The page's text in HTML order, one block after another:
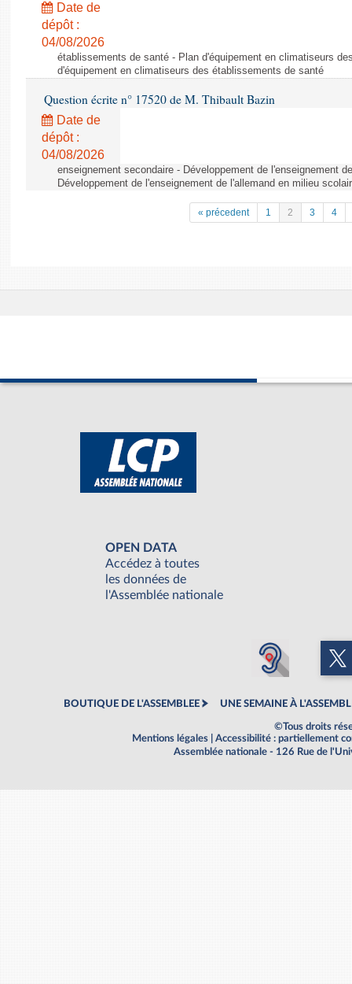
Date de
dépôt :
04/08/2026
établissements de santé - Plan d'équipement en climatiseurs
d'équipement en climatiseurs des établissements de santé
Question écrite n° 17520 de M. Thibault Bazin
Date de
dépôt :
04/08/2026
enseignement secondaire - Développement de l'enseignement
Développement de l'enseignement de l'allemand en milieu
« précedent 1 2 3 4
OPEN DATA
Accédez à toutes
les données de
l'Assemblée nationale
BOUTIQUE DE L'ASSEMBLEE UNE SEMAINE À
©Tous droits
Mentions légales
Accessibilité : partiellement
Assemblée nationale - 126 Rue de